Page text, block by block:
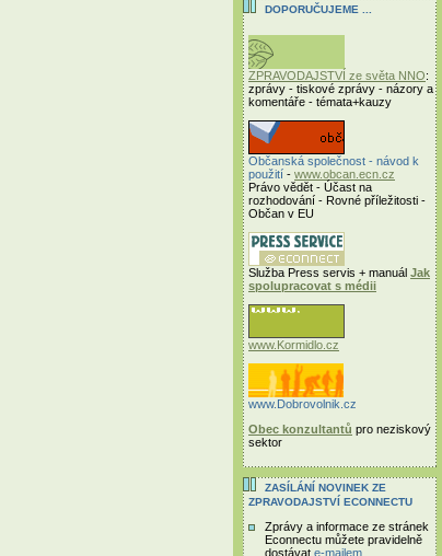
DOPORUČUJEME ...
ZPRAVODAJSTVÍ ze světa NNO:
zprávy - tiskové zprávy - názory a
komentáře - témata+kauzy
Občanská společnost - návod k
použití - www.obcan.ecn.cz
Právo vědět - Účast na
rozhodování - Rovné příležitosti -
Občan v EU
Služba Press servis + manuál Jak
spolupracovat s médii
www.Kormidlo.cz
www.Dobrovolnik.cz
Obec konzultantů pro neziskový
sektor
ZASÍLÁNÍ NOVINEK ZE
ZPRAVODAJSTVÍ ECONNECTU
Zprávy a informace ze stránek
Econnectu můžete pravidelně
dostávat e-mailem